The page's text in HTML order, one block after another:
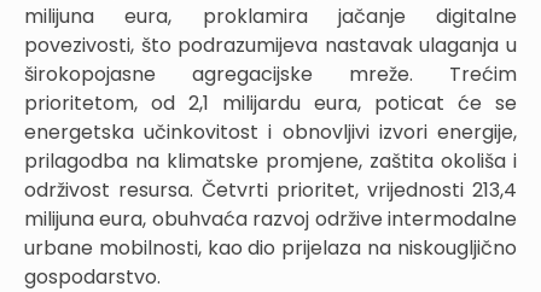
milijuna eura, proklamira jačanje digitalne
povezivosti, što podrazumijeva nastavak ulaganja u
širokopojasne agregacijske mreže. Trećim
prioritetom, od 2,1 milijardu eura, poticat će se
energetska učinkovitost i obnovljivi izvori energije,
prilagodba na klimatske promjene, zaštita okoliša i
održivost resursa. Četvrti prioritet, vrijednosti 213,4
milijuna eura, obuhvaća razvoj održive intermodalne
urbane mobilnosti, kao dio prijelaza na niskougljično
gospodarstvo.